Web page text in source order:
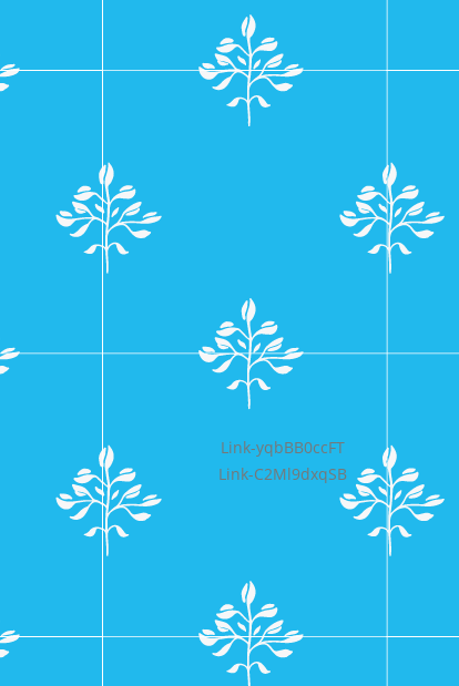
Bericht
navigatie
Link-yqbBB0ccFT
Link-C2Ml9dxqSB